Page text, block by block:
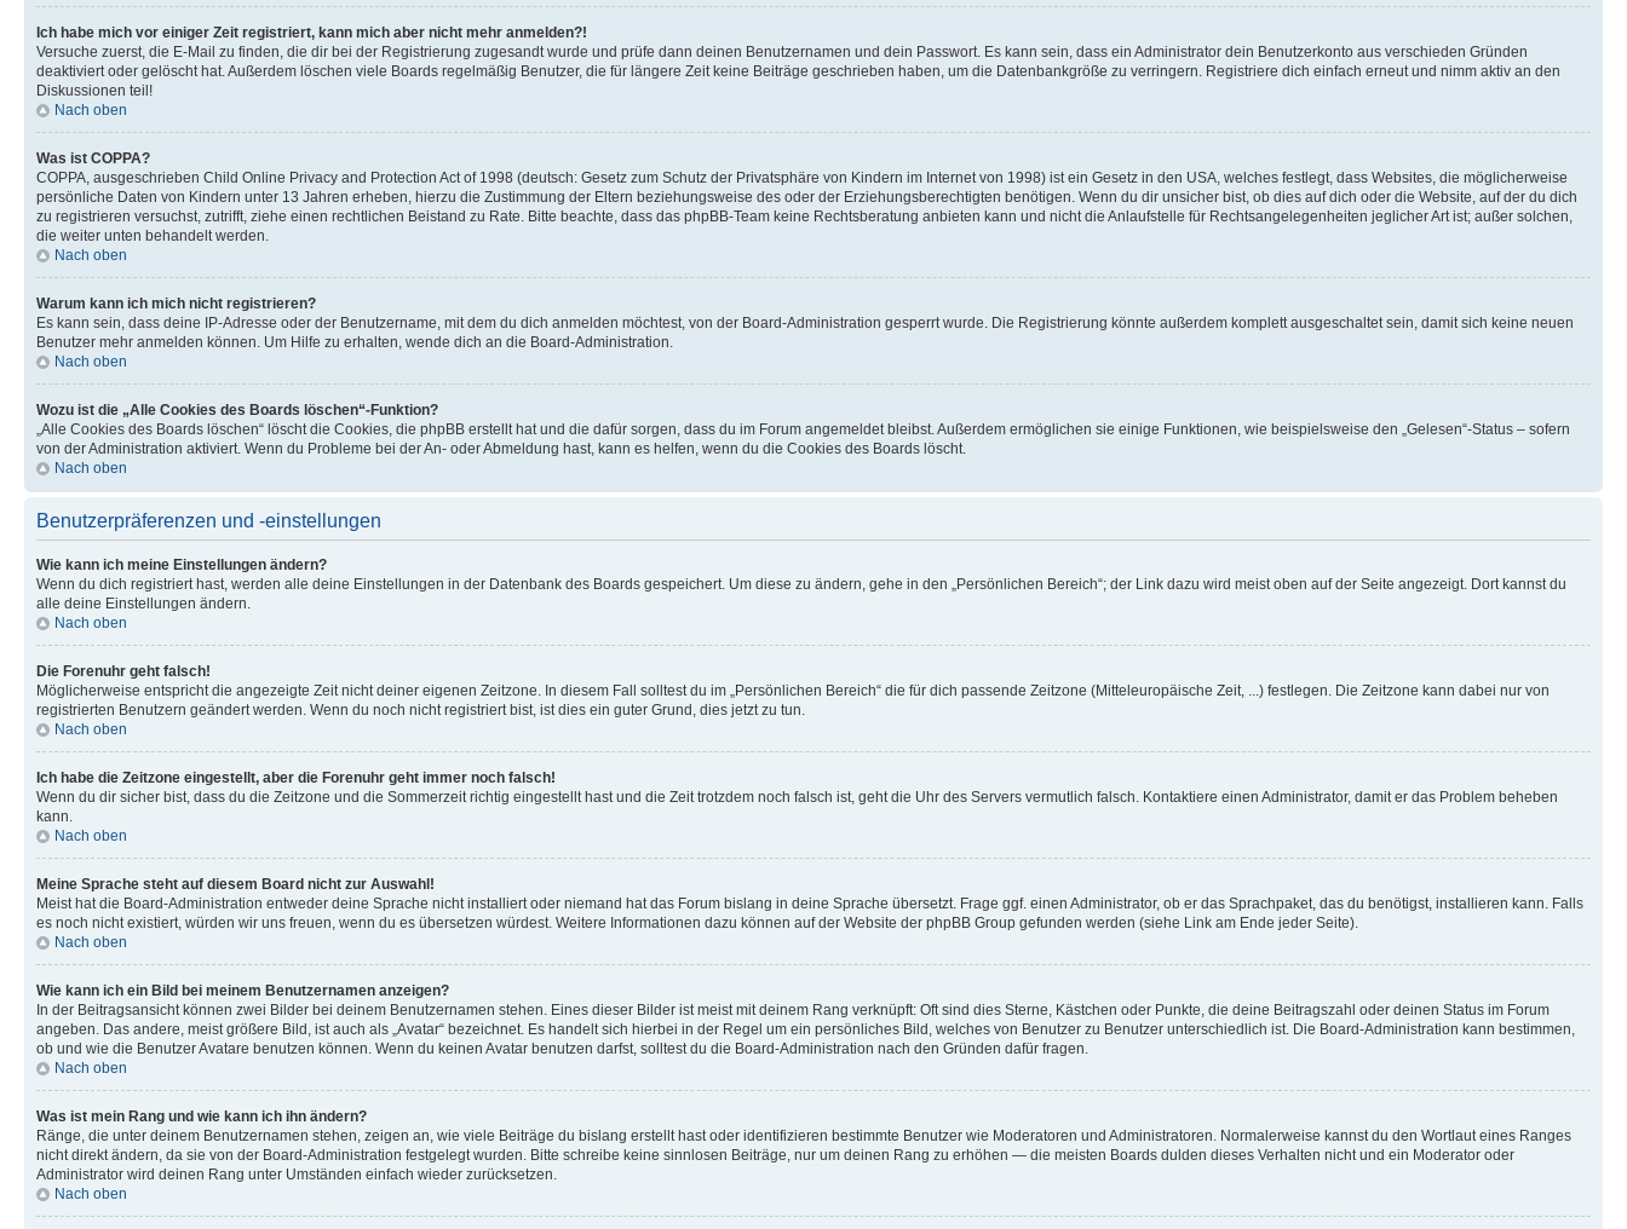
Ich habe mich vor einiger Zeit registriert, kann mich aber nicht mehr anmelden?!
Versuche zuerst, die E-Mail zu finden, die dir bei der Registrierung zugesandt wurde und prüfe dann deinen Benutzernamen und dein Passwort. Es kann sein, dass ein Administrator dein Benutzerkonto aus verschieden Gründen
deaktiviert oder gelöscht hat. Außerdem löschen viele Boards regelmäßig Benutzer, die für längere Zeit keine Beiträge geschrieben haben, um die Datenbankgröße zu verringern. Registriere dich einfach erneut und nimm aktiv an den
Diskussionen teil!
Nach oben
Was ist COPPA?
COPPA, ausgeschrieben Child Online Privacy and Protection Act of 1998 (deutsch: Gesetz zum Schutz der Privatsphäre von Kindern im Internet von 1998) ist ein Gesetz in den USA, welches festlegt, dass Websites, die möglicherweise
persönliche Daten von Kindern unter 13 Jahren erheben, hierzu die Zustimmung der Eltern beziehungsweise des oder der Erziehungsberechtigten benötigen. Wenn du dir unsicher bist, ob dies auf dich oder die Website, auf der du dich
zu registrieren versuchst, zutrifft, ziehe einen rechtlichen Beistand zu Rate. Bitte beachte, dass das phpBB-Team keine Rechtsberatung anbieten kann und nicht die Anlaufstelle für Rechtsangelegenheiten jeglicher Art ist; außer solchen,
die weiter unten behandelt werden.
Nach oben
Warum kann ich mich nicht registrieren?
Es kann sein, dass deine IP-Adresse oder der Benutzername, mit dem du dich anmelden möchtest, von der Board-Administration gesperrt wurde. Die Registrierung könnte außerdem komplett ausgeschaltet sein, damit sich keine neuen
Benutzer mehr anmelden können. Um Hilfe zu erhalten, wende dich an die Board-Administration.
Nach oben
Wozu ist die „Alle Cookies des Boards löschen“-Funktion?
„Alle Cookies des Boards löschen“ löscht die Cookies, die phpBB erstellt hat und die dafür sorgen, dass du im Forum angemeldet bleibst. Außerdem ermöglichen sie einige Funktionen, wie beispielsweise den „Gelesen“-Status – sofern
von der Administration aktiviert. Wenn du Probleme bei der An- oder Abmeldung hast, kann es helfen, wenn du die Cookies des Boards löscht.
Nach oben
Benutzerpräferenzen und -einstellungen
Wie kann ich meine Einstellungen ändern?
Wenn du dich registriert hast, werden alle deine Einstellungen in der Datenbank des Boards gespeichert. Um diese zu ändern, gehe in den „Persönlichen Bereich“; der Link dazu wird meist oben auf der Seite angezeigt. Dort kannst du
alle deine Einstellungen ändern.
Nach oben
Die Forenuhr geht falsch!
Möglicherweise entspricht die angezeigte Zeit nicht deiner eigenen Zeitzone. In diesem Fall solltest du im „Persönlichen Bereich“ die für dich passende Zeitzone (Mitteleuropäische Zeit, ...) festlegen. Die Zeitzone kann dabei nur von
registrierten Benutzern geändert werden. Wenn du noch nicht registriert bist, ist dies ein guter Grund, dies jetzt zu tun.
Nach oben
Ich habe die Zeitzone eingestellt, aber die Forenuhr geht immer noch falsch!
Wenn du dir sicher bist, dass du die Zeitzone und die Sommerzeit richtig eingestellt hast und die Zeit trotzdem noch falsch ist, geht die Uhr des Servers vermutlich falsch. Kontaktiere einen Administrator, damit er das Problem beheben
kann.
Nach oben
Meine Sprache steht auf diesem Board nicht zur Auswahl!
Meist hat die Board-Administration entweder deine Sprache nicht installiert oder niemand hat das Forum bislang in deine Sprache übersetzt. Frage ggf. einen Administrator, ob er das Sprachpaket, das du benötigst, installieren kann. Falls
es noch nicht existiert, würden wir uns freuen, wenn du es übersetzen würdest. Weitere Informationen dazu können auf der Website der phpBB Group gefunden werden (siehe Link am Ende jeder Seite).
Nach oben
Wie kann ich ein Bild bei meinem Benutzernamen anzeigen?
In der Beitragsansicht können zwei Bilder bei deinem Benutzernamen stehen. Eines dieser Bilder ist meist mit deinem Rang verknüpft: Oft sind dies Sterne, Kästchen oder Punkte, die deine Beitragszahl oder deinen Status im Forum
angeben. Das andere, meist größere Bild, ist auch als „Avatar“ bezeichnet. Es handelt sich hierbei in der Regel um ein persönliches Bild, welches von Benutzer zu Benutzer unterschiedlich ist. Die Board-Administration kann bestimmen,
ob und wie die Benutzer Avatare benutzen können. Wenn du keinen Avatar benutzen darfst, solltest du die Board-Administration nach den Gründen dafür fragen.
Nach oben
Was ist mein Rang und wie kann ich ihn ändern?
Ränge, die unter deinem Benutzernamen stehen, zeigen an, wie viele Beiträge du bislang erstellt hast oder identifizieren bestimmte Benutzer wie Moderatoren und Administratoren. Normalerweise kannst du den Wortlaut eines Ranges
nicht direkt ändern, da sie von der Board-Administration festgelegt wurden. Bitte schreibe keine sinnlosen Beiträge, nur um deinen Rang zu erhöhen — die meisten Boards dulden dieses Verhalten nicht und ein Moderator oder
Administrator wird deinen Rang unter Umständen einfach wieder zurücksetzen.
Nach oben